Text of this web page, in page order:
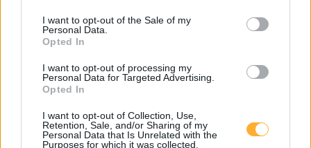
I want to opt-out of the Sale of my
Personal Data.
Opted In
I want to opt-out of processing my
Personal Data for Targeted Advertising.
Opted In
I want to opt-out of Collection, Use,
Retention, Sale, and/or Sharing of my
Personal Data that Is Unrelated with the
Purposes for which it was collected.
0,70
KUVAG GmbH & Co KG
Dragonerstraße 2
0,66
Marktgemeinde Gallspach Hauptplatz LG1
Hauptplatz 8
0,44
ÖAMTC Eferding (AC/DC)
Karl-Schachinger-Straße 6